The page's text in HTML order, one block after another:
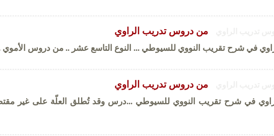
من دروس تدريب الراوي
في شرح تقريب النووي للسيوطي ... النوع التاسع عشر .. من دروس الأموي
من دروس تدريب الراوي
في شرح تقريب النووي للسيوطي ...درس وقد تُطلق العلّة على غير